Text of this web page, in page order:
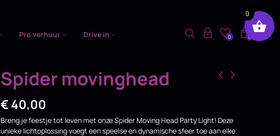
Pro verhuur Drive in 0
0
Spider movinghead
€40,00
Breng je feestje tot leven met onze Spider Moving Head Party Light! Deze
unieke lichtoplossing voegt een speelse en dynamische sfeer toe aan elke
0